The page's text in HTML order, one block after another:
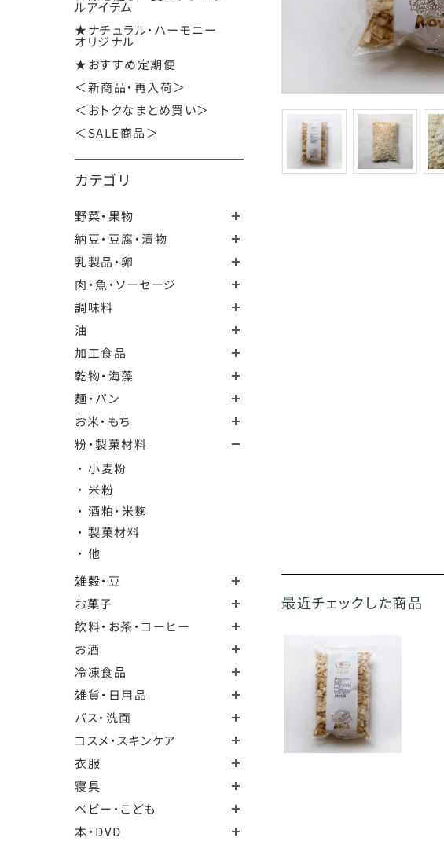
ルアイテム
★ナチュラル・ハーモニー
オリジナル
★おすすめ定期便
＜新商品・再入荷＞
＜おトクなまとめ買い＞
＜SALE商品＞
カテゴリ
野菜・果物
納豆・豆腐・漬物
乳製品・卵
肉・魚・ソーセージ
調味料
油
加工食品
乾物・海藻
麺・パン
お米・もち
粉・製菓材料
・ 小麦粉
・ 米粉
・ 酒粕・米麹
・ 製菓材料
・ 他
雑穀・豆
お菓子
飲料・お茶・コーヒー
お酒
冷凍食品
雑貨・日用品
バス・洗面
コスメ・スキンケア
衣服
寝具
ベビー・こども
本・DVD
最近チェックした商品